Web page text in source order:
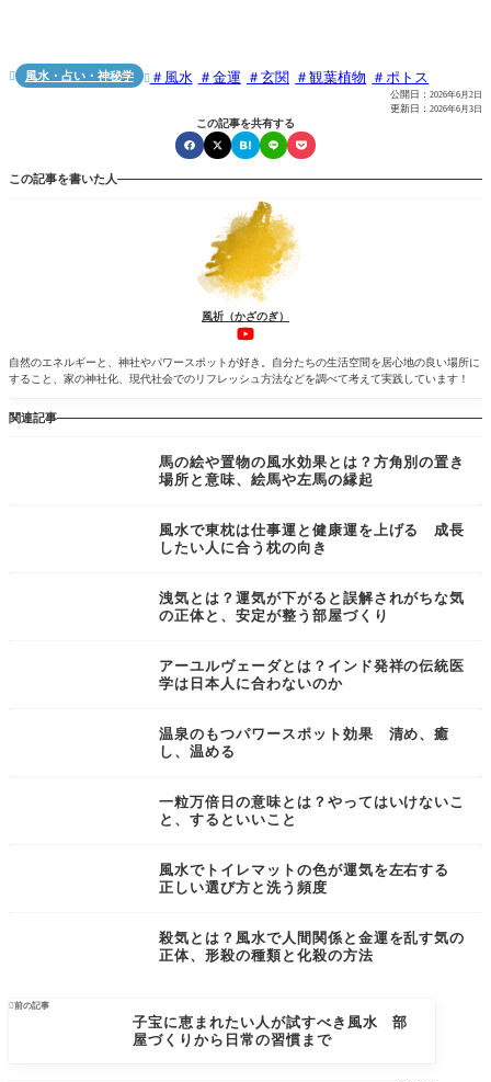
 風水・占い・神秘学  風水 金運 玄関 観葉植物 ポトス
公開日： 2026年6月2日
更新日： 2026年6月3日
この記事を共有する
この記事を書いた人
風祈（かざのぎ）
自然のエネルギーと、神社やパワースポットが好き。自分たちの生活空間を居心地の良い場所に
すること、家の神社化、現代社会でのリフレッシュ方法などを調べて考えて実践しています！
関連記事
馬の絵や置物の風水効果とは？方角別の置き
場所と意味、絵馬や左馬の縁起
風水で東枕は仕事運と健康運を上げる 成長
したい人に合う枕の向き
洩気とは？運気が下がると誤解されがちな気
の正体と、安定が整う部屋づくり
アーユルヴェーダとは？インド発祥の伝統医
学は日本人に合わないのか
温泉のもつパワースポット効果 清め、癒
し、温める
一粒万倍日の意味とは？やってはいけないこ
と、するといいこと
風水でトイレマットの色が運気を左右する
正しい選び方と洗う頻度
殺気とは？風水で人間関係と金運を乱す気の
正体、形殺の種類と化殺の方法
前の記事
子宝に恵まれたい人が試すべき風水 部
屋づくりから日常の習慣まで